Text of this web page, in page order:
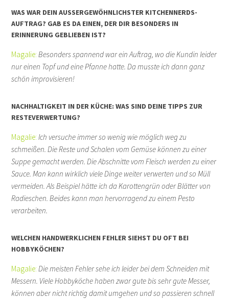
WAS WAR DEIN AUSSERGEWÖHNLICHSTER KITCHENNERDS-A
UFTRAG? GAB ES DA EINEN, DER DIR BESONDERS IN E
RINNERUNG GEBLIEBEN IST?
Magalie:Besonders spannend war ein Auftrag, wo die Kundin leider
nur einen Topf und eine Pfanne hatte. Da musste ich dann ganz
schön improvisieren!
NACHHALTIGKEIT IN DER KÜCHE: WAS SIND DEINE TIPPS ZUR
RESTEVERWERTUNG?
Magalie:Ich versuche immer so wenig wie möglich weg zu
schmeißen. Die Reste und Schalen vom Gemüse können zu einer
Suppe gemacht werden. Die Abschnitte vom Fleisch werden zu einer
Sauce. Man kann wirklich viele Dinge weiter verwerten und so Müll
vermeiden. Als Beispiel hätte ich da Karottengrün oder Blätter von
Radieschen. Beides kann man hervorragend zu einem Pesto
verarbeiten.
WELCHEN HANDWERKLICHEN FEHLER SIEHST DU OFT BEI
HOBBYKÖCHEN?
Magalie:Die meisten Fehler sehe ich leider bei dem Schneiden mit
Messern. Viele Hobbyköche haben zwar gute bis sehr gute Messer,
können aber nicht richtig damit umgehen und so passieren schnell